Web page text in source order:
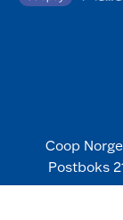
Coop
Postboks